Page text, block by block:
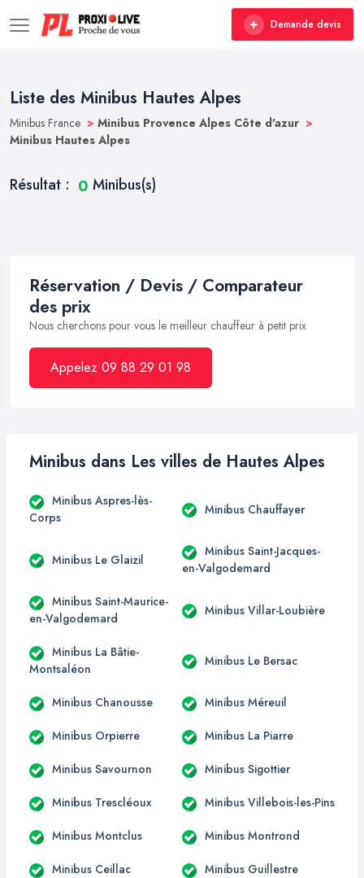
Demande devis
Liste des Minibus Hautes Alpes
Minibus France > Minibus Provence Alpes Côte d'azur >
Minibus Hautes Alpes
Résultat : 0 Minibus(s)
Réservation / Devis / Comparateur
des prix
Nous cherchons pour vous le meilleur chauffeur à petit prix
Appelez 09 88 29 01 98
Minibus dans Les villes de Hautes Alpes
Minibus Aspres-lès-
Corps
Minibus Chauffayer
Minibus Le Glaizil
Minibus Saint-Jacques-
en-Valgodemard
Minibus Saint-Maurice-
en-Valgodemard
Minibus Villar-Loubière
Minibus La Bâtie-
Montsaléon
Minibus Le Bersac
Minibus Chanousse Minibus Méreuil
Minibus Orpierre Minibus La Piarre
Minibus Savournon Minibus Sigottier
Minibus Trescléoux Minibus Villebois-les-Pins
Minibus Montclus Minibus Montrond
Minibus Ceillac Minibus Guillestre